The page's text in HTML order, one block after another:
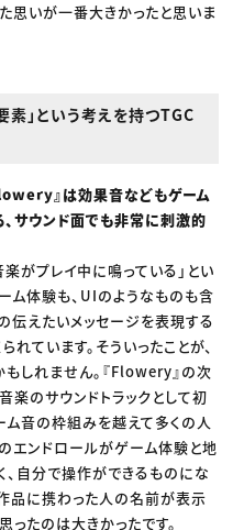
思いが一番大きかったと思いま
素」という考えを持つTGC
』は効果音などもゲーム
サウンド面でも非常に刺激的
がプレイ中に鳴っている」とい
ム体験も、UIのようなものも含
伝えたいメッセージを表現する
れています。そういったことが、
しれません。『Flowery』の次
楽のサウンドトラックとして初
ム音の枠組みを越えて多くの人
エンドロールがゲーム体験と地
、自分で操作ができるものにな
品に携わった人の名前が表示
ったのは大きかったです。